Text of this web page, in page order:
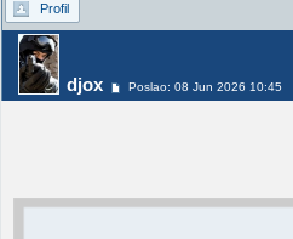
Profil
djox Poslao: 08 Jun 2026 10:45